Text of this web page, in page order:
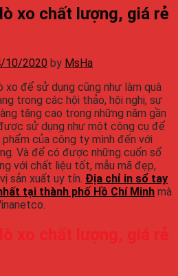
xo chất lượng, giá rẻ
10/2020 by MsHa
xo để sử dụng cũng như làm quà
trong các hội thảo, hội nghị, sự
tăng cao trong những năm gần
sử dụng như một công cụ để
của công ty mình đến với
Và để có được những cuốn sổ
với chất liệu tốt, mẫu mã đẹp,
sản xuất uy tín. Địa chỉ in sổ tay
tại thành phố Hồ Chí Minh mà
xo chất lượng, giá rẻ